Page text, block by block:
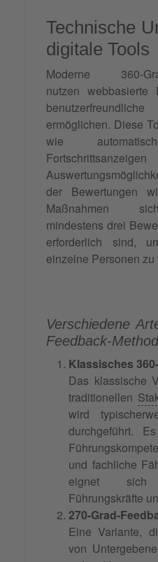
Technische
digitale Tools
Moderne 360-
nutzen webbasierte
ermöglichen. Diese
wie
der Bewertungen
Maßnahmen
mindestens drei
erforderlich sind,
einzelne Personen zu
Verschiedene
Feedback-
Klassisches
Das klassische
traditionellen
wird
durchgeführt.
und fachliche
eignet
Führungskräfte
270-Grad-
Eine Variante,
von